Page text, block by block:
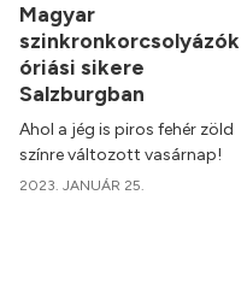
Magyar
szinkronkorcsolyázók
óriási sikere
Salzburgban
Ahol a jég is piros fehér zöld
színre változott vasárnap!
2023. JANUÁR 25.